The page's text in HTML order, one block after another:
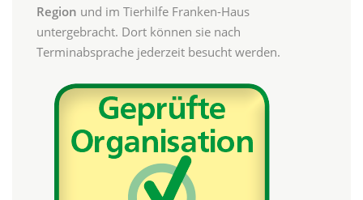
Region und im Tierhilfe Franken-Haus
untergebracht. Dort können sie nach
Terminabsprache jederzeit besucht werden.